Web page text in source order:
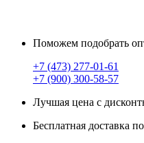
Поможем подобрать
+7 (473) 277-01-61
+7 (900) 300-58-57
Лучшая цена с
Бесплатная доставка